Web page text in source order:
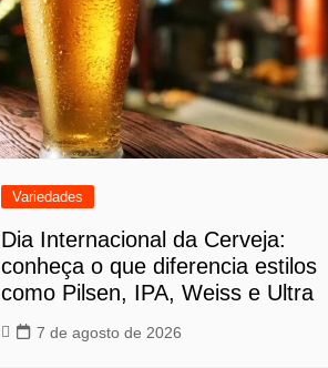
Variedades
Dia Internacional da Cerveja:
conheça o que diferencia estilos
como Pilsen, IPA, Weiss e Ultra
7 de agosto de 2026